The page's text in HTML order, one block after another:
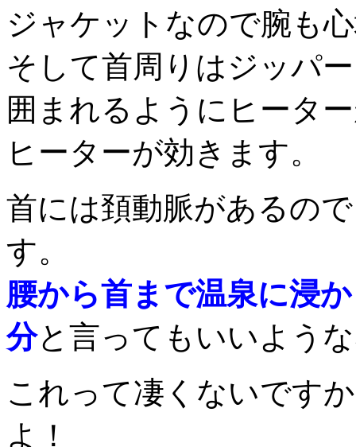
ジャケットなので腕も
そして首周りはジッパ
囲まれるようにヒータ
ヒーターが効きます。
首には頚動脈があるの
す。
腰から首まで温泉に浸
分と言ってもいいよう
これって凄くないです
よ！